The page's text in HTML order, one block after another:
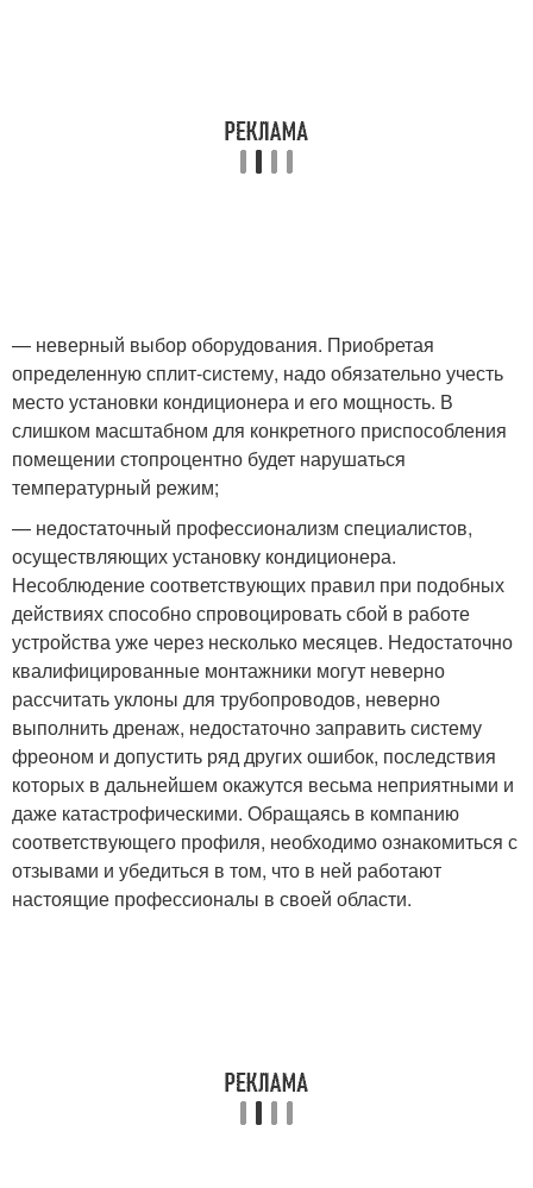
— неверный выбор оборудования. Приобретая
определенную сплит-систему, надо обязательно учесть
место установки кондиционера и его мощность. В
слишком масштабном для конкретного приспособления
помещении стопроцентно будет нарушаться
температурный режим;
— недостаточный профессионализм специалистов,
осуществляющих установку кондиционера.
Несоблюдение соответствующих правил при подобных
действиях способно спровоцировать сбой в работе
устройства уже через несколько месяцев. Недостаточно
квалифицированные монтажники могут неверно
рассчитать уклоны для трубопроводов, неверно
выполнить дренаж, недостаточно заправить систему
фреоном и допустить ряд других ошибок, последствия
которых в дальнейшем окажутся весьма неприятными и
даже катастрофическими. Обращаясь в компанию
соответствующего профиля, необходимо ознакомиться с
отзывами и убедиться в том, что в ней работают
настоящие профессионалы в своей области.